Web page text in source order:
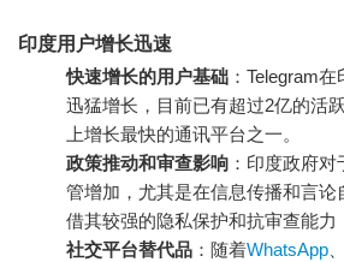
印度用户增长迅速
快速增长的用户基础 ：Telegram
迅猛增长，目前已有超过2亿的活
上增长最快的通讯平台之一。
政策推动和审查影响 ：印度政府
管增加，尤其是在信息传播和言论
借其较强的隐私保护和抗审查能力
社交平台替代品 ：随着WhatsApp